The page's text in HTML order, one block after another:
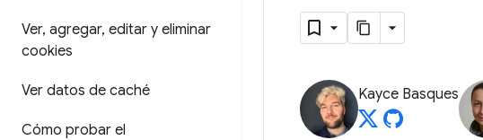
Ver, agregar, editar y eliminar
cookies
Ver datos de caché
Cómo probar el
Kayce Basques